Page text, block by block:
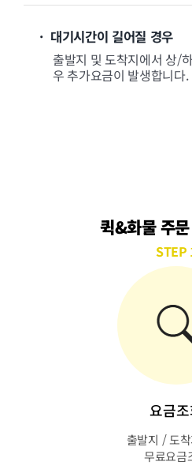
· 대기시간이 길어질 경우
출발지 및 도착지에서 상/
우 추가요금이 발생합니다.
퀵&화물 주
STEP
요금
출발지 / 도
무료요금